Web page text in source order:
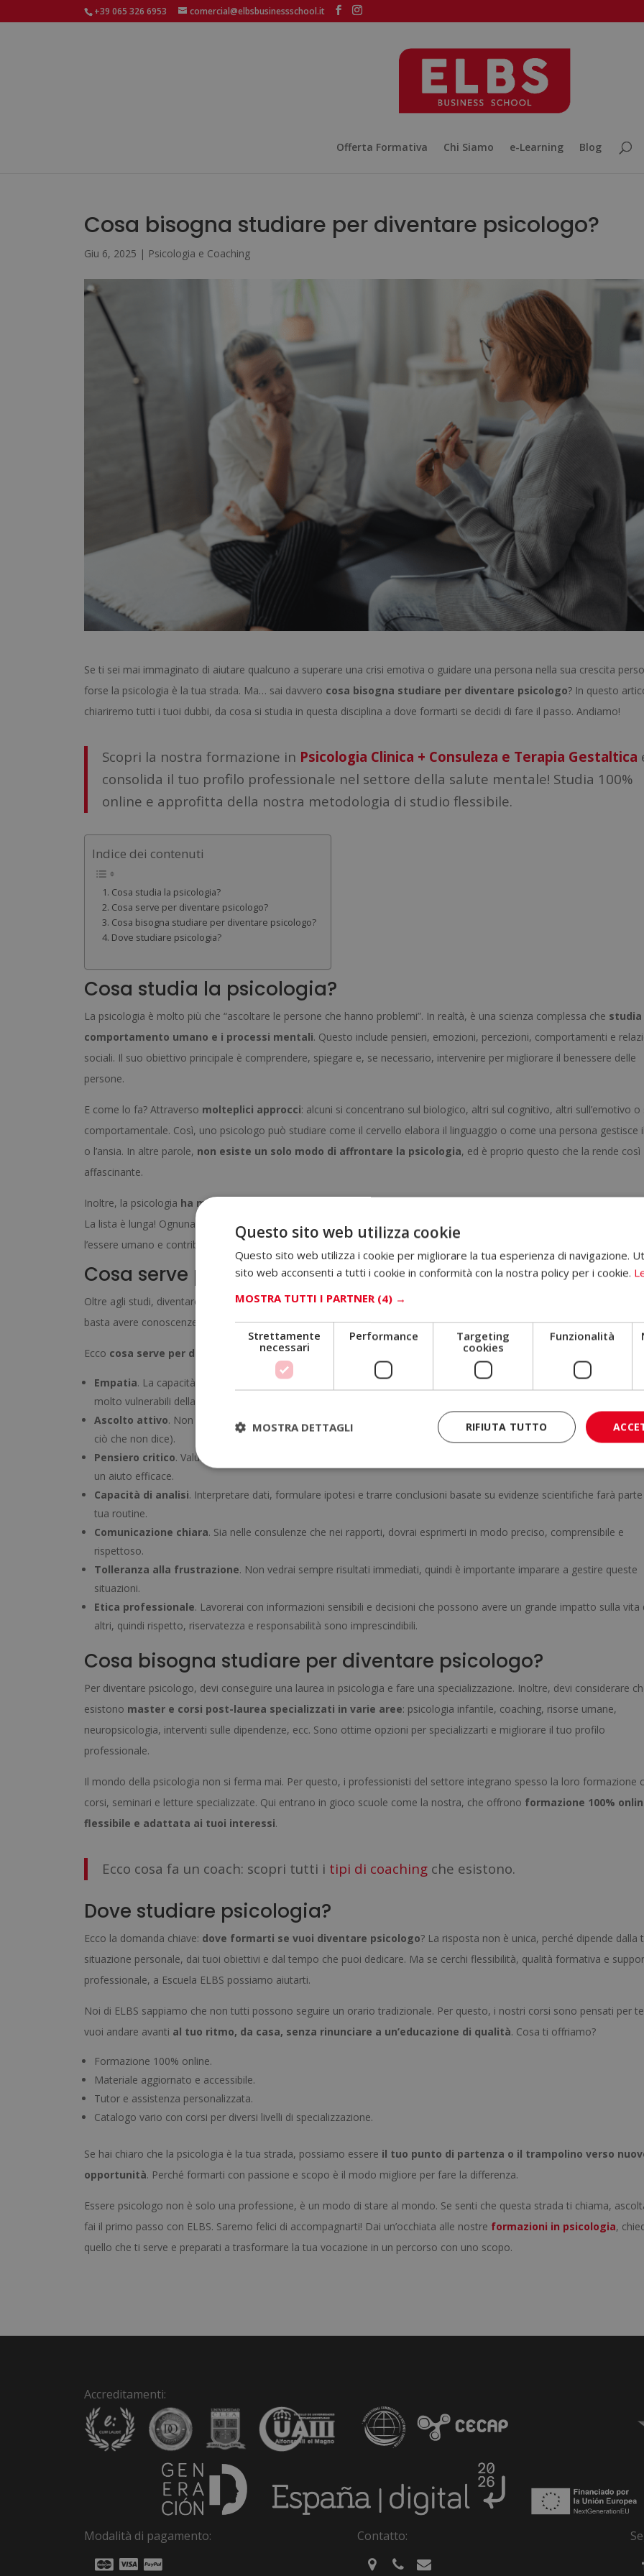
+39 065 326 6953 comercial@elbsbusinessschool.it
Offerta Formativa Chi Siamo e-Learning Blog
Cosa bisogna studiare per diventare psicologo?
Giu 6, 2025 | Psicologia e Coaching
Se ti sei mai immaginato di aiutare qualcuno a superare una crisi emotiva o guidare una persona nella sua crescita
forse la psicologia è la tua strada. Ma… sai davvero cosa bisogna studiare per diventare psicologo? In questo
chiariremo tutti i tuoi dubbi, da cosa si studia in questa disciplina a dove formarti se decidi di fare il passo. Andiamo!
Scopri la nostra formazione in Psicologia Clinica + Consuleza e Terapia Gestaltica
consolida il tuo profilo professionale nel settore della salute mentale! Studia 100%
online e approfitta della nostra metodologia di studio flessibile.
Indice dei contenuti
Cosa studia la psicologia?
Cosa serve per diventare psicologo?
Cosa bisogna studiare per diventare psicologo?
Dove studiare psicologia?
Cosa studia la psicologia?
La psicologia è molto più che “ascoltare le persone che hanno problemi”. In realtà, è una scienza complessa che studia
comportamento umano e i processi mentali. Questo include pensieri, emozioni, percezioni, comportamenti e
sociali. Il suo obiettivo principale è comprendere, spiegare e, se necessario, intervenire per migliorare il benessere delle
persone.
E come lo fa? Attraverso molteplici approcci: alcuni si concentrano sul biologico, altri sul cognitivo, altri sull’emotivo o
comportamentale. Così, uno psicologo può studiare come il cervello elabora il linguaggio o come una persona gestisce
o l’ansia. In altre parole, non esiste un solo modo di affrontare la psicologia, ed è proprio questo che la rende così
affascinante.
Inoltre, la psicologia ha molte branche
La lista è lunga! Ognuna si concentra su un contesto diverso, ma tutte condividono lo stesso scopo: conoscere meglio
l’essere umano e contribuire al suo benessere.
Cosa serve per diventare psicologo?
Oltre agli studi, diventare psicologoimplica una combinazione di vocazione, abilità personali e impegno etico
basta avere conoscenze teoriche; devi sviluppare alcune qualità che faranno la differenza nel tuo lavoro quotidiano.
Ecco cosa serve per diventare psicologo:
Empatia. La capacità di mettersi nei panni dell’altro è fondamentale. Come psicologo, accompagnerai persone in
molto vulnerabili della loro vita.
Ascolto attivo. Non si tratta solo di sentire, ma di comprendere profondamente ciò che l’altra persona esprime (e
ciò che non dice).
Pensiero critico. Valutare informazioni, confrontare fonti e non lasciarsi influenzare dai pregiudizi è essenziale per
un aiuto efficace.
Capacità di analisi. Interpretare dati, formulare ipotesi e trarre conclusioni basate su evidenze scientifiche farà parte
tua routine.
Comunicazione chiara. Sia nelle consulenze che nei rapporti, dovrai esprimerti in modo preciso, comprensibile e
rispettoso.
Tolleranza alla frustrazione. Non vedrai sempre risultati immediati, quindi è importante imparare a gestire queste
situazioni.
Etica professionale. Lavorerai con informazioni sensibili e decisioni che possono avere un grande impatto sulla vita
altri, quindi rispetto, riservatezza e responsabilità sono imprescindibili.
Cosa bisogna studiare per diventare psicologo?
Per diventare psicologo, devi conseguire una laurea in psicologia e fare una specializzazione. Inoltre, devi considerare
esistono master e corsi post-laurea specializzati in varie aree: psicologia infantile, coaching, risorse umane,
neuropsicologia, interventi sulle dipendenze, ecc. Sono ottime opzioni per specializzarti e migliorare il tuo profilo
professionale.
Il mondo della psicologia non si ferma mai. Per questo, i professionisti del settore integrano spesso la loro formazione
corsi, seminari e letture specializzate. Qui entrano in gioco scuole come la nostra, che offrono formazione 100%
flessibile e adattata ai tuoi interessi.
Ecco cosa fa un coach: scopri tutti i tipi di coaching che esistono.
Dove studiare psicologia?
Ecco la domanda chiave: dove formarti se vuoi diventare psicologo? La risposta non è unica, perché dipende dalla
situazione personale, dai tuoi obiettivi e dal tempo che puoi dedicare. Ma se cerchi flessibilità, qualità formativa e
professionale, a Escuela ELBS possiamo aiutarti.
Noi di ELBS sappiamo che non tutti possono seguire un orario tradizionale. Per questo, i nostri corsi sono pensati per
vuoi andare avanti al tuo ritmo, da casa, senza rinunciare a un’educazione di qualità. Cosa ti offriamo?
Formazione 100% online.
Materiale aggiornato e accessibile.
Tutor e assistenza personalizzata.
Catalogo vario con corsi per diversi livelli di specializzazione.
Se hai chiaro che la psicologia è la tua strada, possiamo essere il tuo punto di partenza o il trampolino verso
opportunità. Perché formarti con passione e scopo è il modo migliore per fare la differenza.
Essere psicologo non è solo una professione, è un modo di stare al mondo. Se senti che questa strada ti chiama,
fai il primo passo con ELBS. Saremo felici di accompagnarti! Dai un’occhiata alle nostre formazioni in psicologia,
quello che ti serve e preparati a trasformare la tua vocazione in un percorso con uno scopo.
Accreditamenti:
Modalità di pagamento: Contatto:
Questo sito web utilizza cookie
Questo sito web utilizza i cookie per migliorare la tua esperienza di navigazione.
sito web acconsenti a tutti i cookie in conformità con la nostra policy per i cookie.
MOSTRA TUTTI I PARTNER (4) →
Strettamente
necessari
Performance
Targeting
cookies
Funzionalità
RIFIUTA TUTTO
MOSTRA DETTAGLI